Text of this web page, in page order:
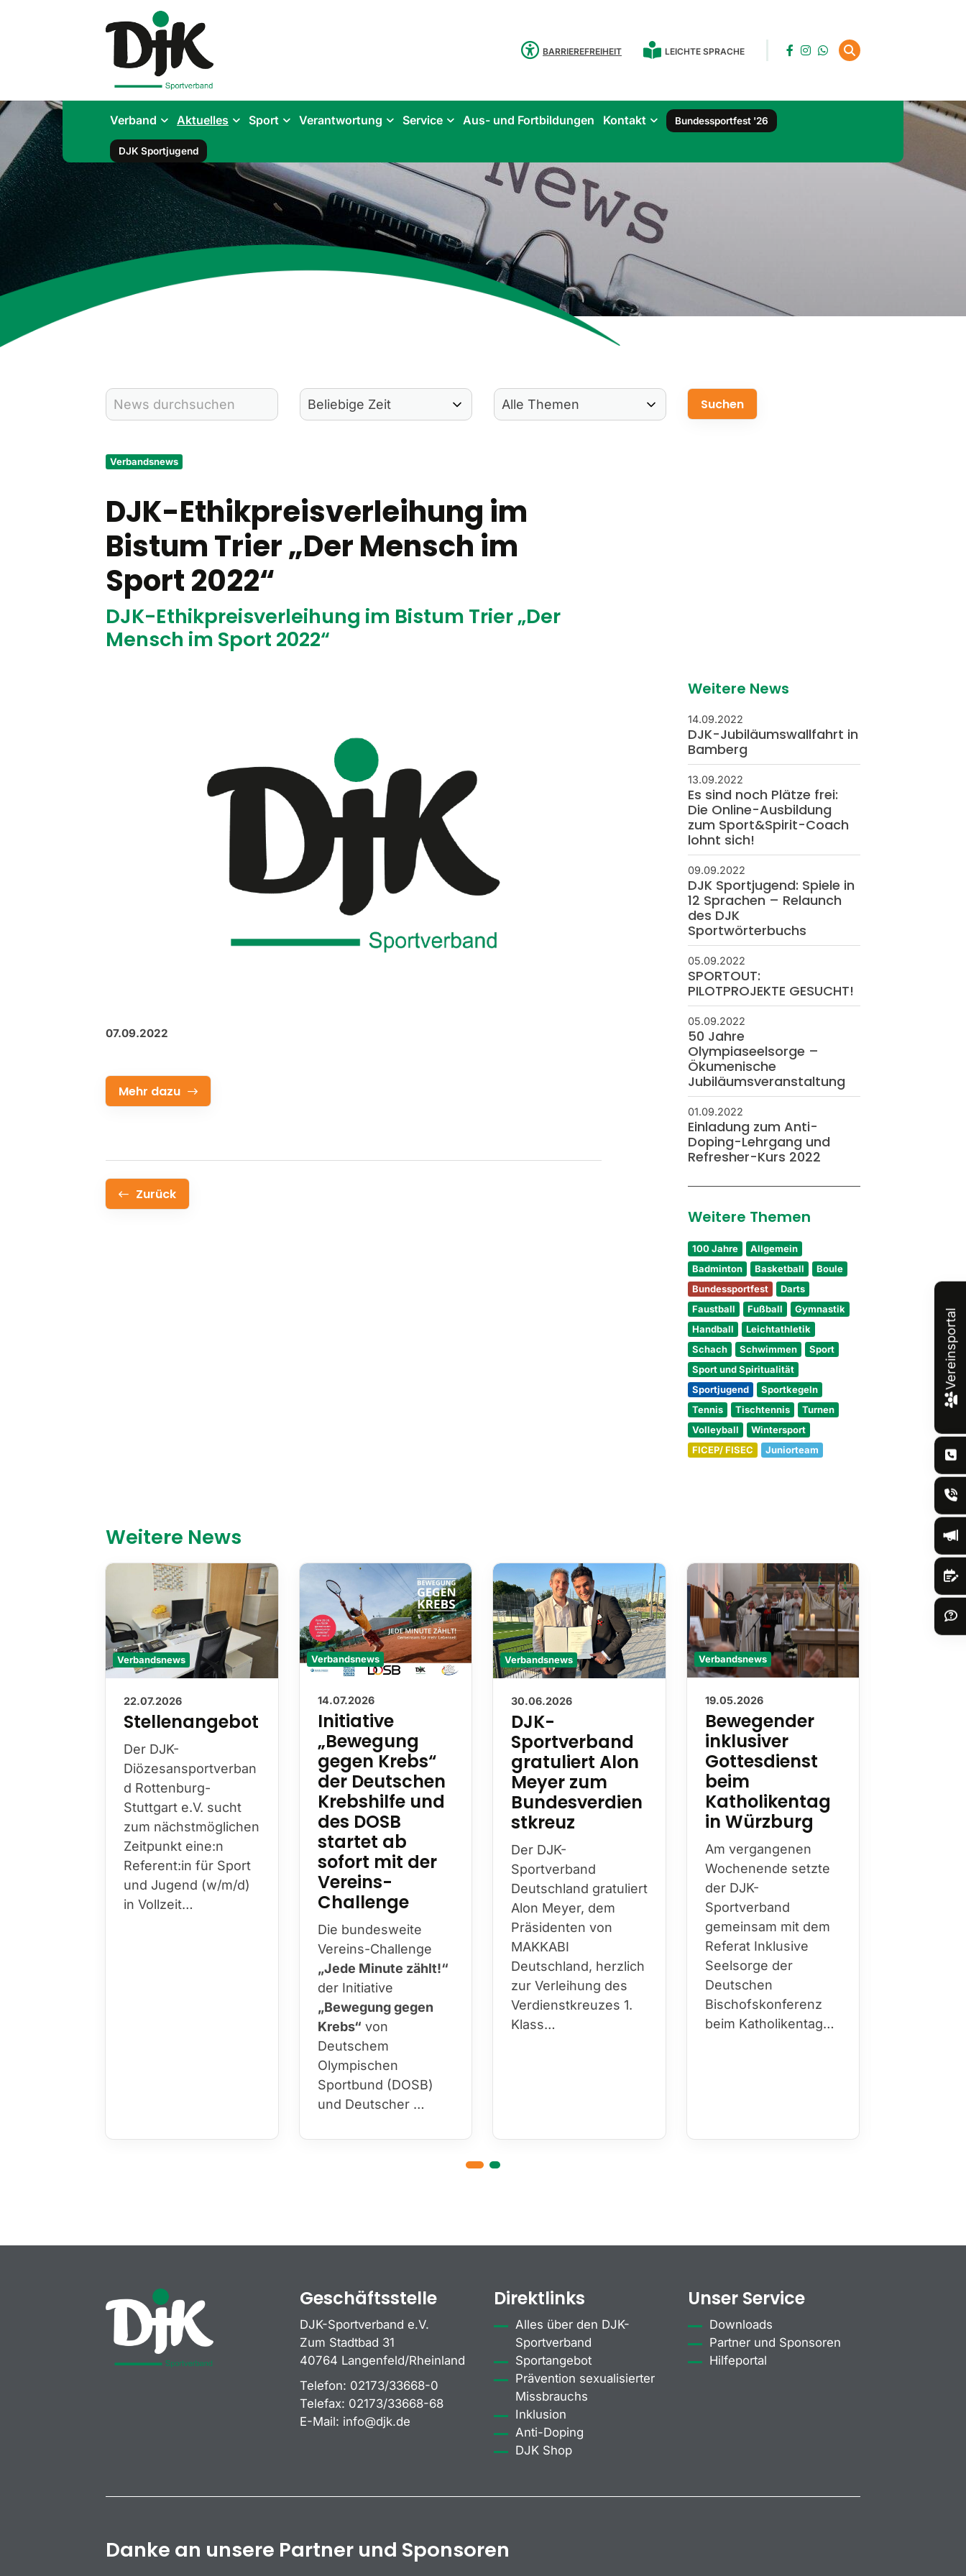
BARRIEREFREIHEIT LEICHTE SPRACHE
Verband Aktuelles Sport Verantwortung Service Aus- und Fortbildungen Kontakt Bundessportfest '26
DJK Sportjugend
Verbandsnews
DJK-Ethikpreisverleihung im
Bistum Trier „Der Mensch im
Sport 2022“
DJK-Ethikpreisverleihung im Bistum Trier „Der
Mensch im Sport 2022“
07.09.2022
Mehr dazu
Zurück
Weitere News
14.09.2022
DJK-Jubiläumswallfahrt in
Bamberg
13.09.2022
Es sind noch Plätze frei:
Die Online-Ausbildung
zum Sport&Spirit-Coach
lohnt sich!
09.09.2022
DJK Sportjugend: Spiele in
12 Sprachen – Relaunch
des DJK
Sportwörterbuchs
05.09.2022
SPORTOUT:
PILOTPROJEKTE GESUCHT!
05.09.2022
50 Jahre
Olympiaseelsorge –
Ökumenische
Jubiläumsveranstaltung
01.09.2022
Einladung zum Anti-
Doping-Lehrgang und
Refresher-Kurs 2022
Weitere Themen
100 Jahre
Allgemein
Badminton
Basketball
Boule
Bundessportfest
Darts
Faustball
Fußball
Gymnastik
Handball
Leichtathletik
Schach
Schwimmen
Sport
Sport und Spiritualität
Sportjugend
Sportkegeln
Tennis
Tischtennis
Turnen
Volleyball
Wintersport
FICEP/ FISEC
Juniorteam
Weitere News
Verbandsnews
22.07.2026
Stellenangebot
Der DJK-
Diözesansportverban
d Rottenburg-
Stuttgart e.V. sucht
zum nächstmöglichen
Zeitpunkt eine:n
Referent:in für Sport
und Jugend (w/m/d)
in Vollzeit…
Verbandsnews
14.07.2026
Initiative
„Bewegung
gegen Krebs“
der Deutschen
Krebshilfe und
des DOSB
startet ab
sofort mit der
Vereins-
Challenge
Die bundesweite
Vereins-Challenge
„Jede Minute zählt!“
der Initiative
„Bewegung gegen
Krebs“ von
Deutschem
Olympischen
Sportbund (DOSB)
und Deutscher …
Verbandsnews
30.06.2026
DJK-
Sportverband
gratuliert Alon
Meyer zum
Bundesverdien
stkreuz
Der DJK-
Sportverband
Deutschland gratuliert
Alon Meyer, dem
Präsidenten von
MAKKABI
Deutschland, herzlich
zur Verleihung des
Verdienstkreuzes 1.
Klass…
Verbandsnews
19.05.2026
Bewegender
inklusiver
Gottesdienst
beim
Katholikentag
in Würzburg
Am vergangenen
Wochenende setzte
der DJK-
Sportverband
gemeinsam mit dem
Referat Inklusive
Seelsorge der
Deutschen
Bischofskonferenz
beim Katholikentag…
Geschäftsstelle
DJK-Sportverband e.V.
Zum Stadtbad 31
40764 Langenfeld/Rheinland
Telefon: 02173/33668-0
Telefax: 02173/33668-68
E-Mail: info@djk.de
Direktlinks
Alles über den DJK-
Sportverband
Sportangebot
Prävention sexualisierter
Missbrauchs
Inklusion
Anti-Doping
DJK Shop
Unser Service
Downloads
Partner und Sponsoren
Hilfeportal
Danke an unsere Partner und Sponsoren
Vereinsportal